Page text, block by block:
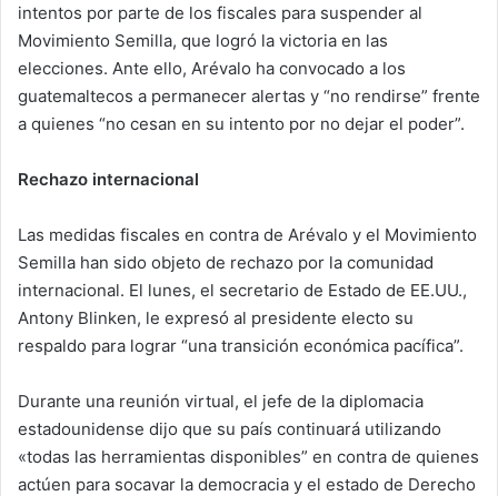
intentos por parte de los fiscales para suspender al
Movimiento Semilla, que logró la victoria en las
elecciones. Ante ello, Arévalo ha convocado a los
guatemaltecos a permanecer alertas y “no rendirse” frente
a quienes “no cesan en su intento por no dejar el poder”.
Rechazo internacional
Las medidas fiscales en contra de Arévalo y el Movimiento
Semilla han sido objeto de rechazo por la comunidad
internacional. El lunes, el secretario de Estado de EE.UU.,
Antony Blinken, le expresó al presidente electo su
respaldo para lograr “una transición económica pacífica”.
Durante una reunión virtual, el jefe de la diplomacia
estadounidense dijo que su país continuará utilizando
«todas las herramientas disponibles” en contra de quienes
actúen para socavar la democracia y el estado de Derecho